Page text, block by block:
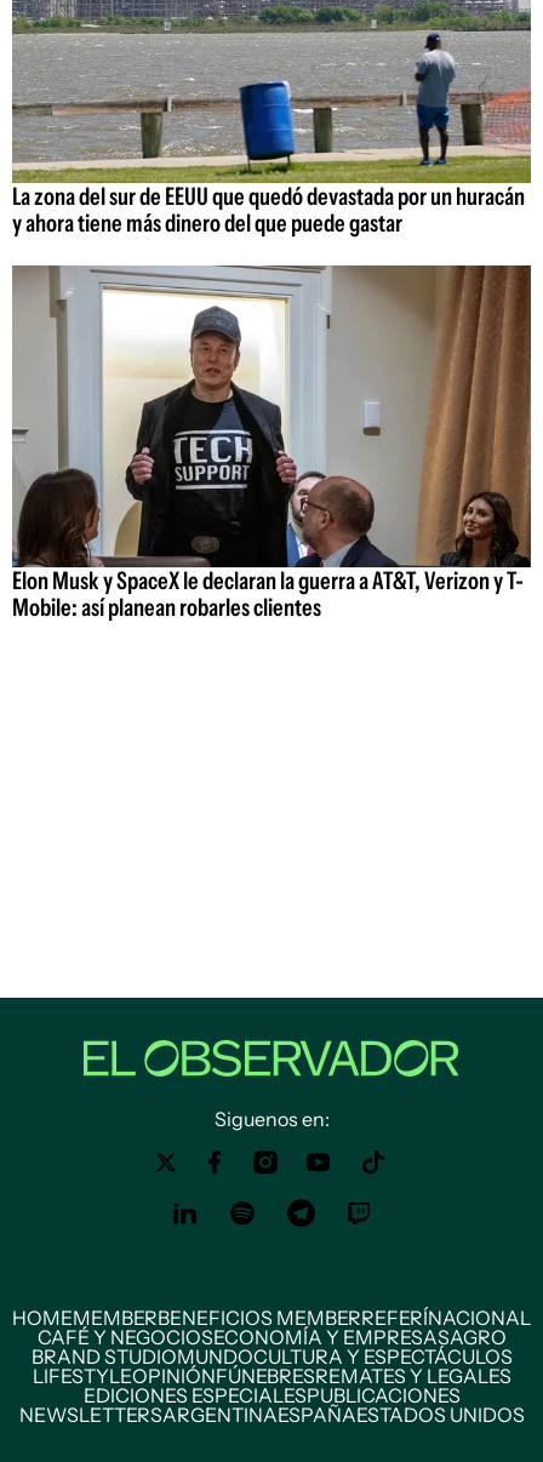
La zona del sur de EEUU que quedó devastada por un huracán
y ahora tiene más dinero del que puede gastar
Elon Musk y SpaceX le declaran la guerra a AT&T, Verizon y T-
Mobile: así planean robarles clientes
Siguenos en:
HOMEMEMBERBENEFICIOS MEMBERREFERÍNACIONAL
CAFÉ Y NEGOCIOSECONOMÍA Y EMPRESASAGRO
BRAND STUDIOMUNDOCULTURA Y ESPECTÁCULOS
LIFESTYLEOPINIÓNFÚNEBRESREMATES Y LEGALES
EDICIONES ESPECIALESPUBLICACIONES
NEWSLETTERSARGENTINAESPAÑAESTADOS UNIDOS